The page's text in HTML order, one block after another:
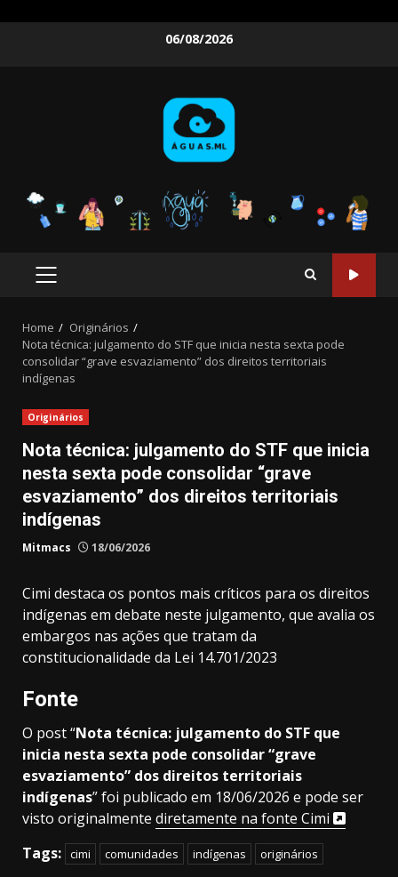
06/08/2026
PRIMARY
Home
Originários
Nota técnica: julgamento do STF que inicia nesta sexta pode
consolidar “grave esvaziamento” dos direitos territoriais
indígenas
Originários
Nota técnica: julgamento do STF que inicia
nesta sexta pode consolidar “grave
esvaziamento” dos direitos territoriais
indígenas
Mitmacs 18/06/2026
Cimi destaca os pontos mais críticos para os direitos
indígenas em debate neste julgamento, que avalia os
embargos nas ações que tratam da
constitucionalidade da Lei 14.701/2023
Fonte
O post “Nota técnica: julgamento do STF que
inicia nesta sexta pode consolidar “grave
esvaziamento” dos direitos territoriais
indígenas” foi publicado em 18/06/2026 e pode ser
visto originalmente diretamente na fonte Cimi
Tags: cimi comunidades indígenas originários